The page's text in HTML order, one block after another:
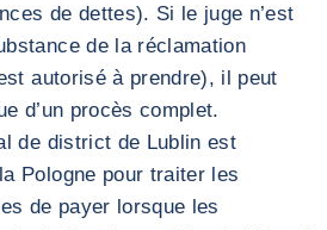
de dettes). Si le juge n’est
de la réclamation
autorisé à prendre), il peut
d’un procès complet.
de district de Lublin est
Pologne pour traiter les
de payer lorsque les